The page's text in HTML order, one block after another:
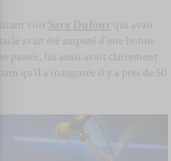
voirSara Dufour qui avait
avait été amputé d’une bonne
passée, lui aussi avait clairement
qu’il a inaugurée il y a près de 50